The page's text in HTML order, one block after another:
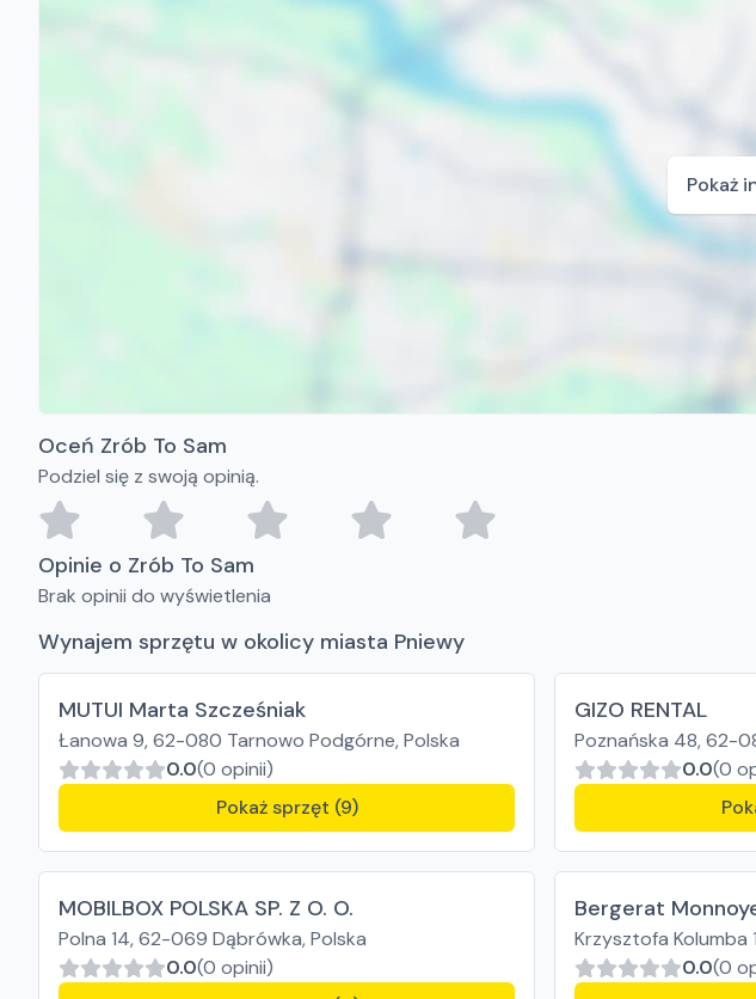
Pokaż
Oceń Zrób To Sam
Podziel się z swoją opinią.
Opinie o Zrób To Sam
Brak opinii do wyświetlenia
Wynajem sprzętu w okolicy miasta Pniewy
MUTUI Marta Szcześniak
Łanowa 9, 62-080 Tarnowo Podgórne, Polska
0.0(0 opinii)
Pokaż sprzęt (9)
GIZO RENTAL
Poznańska 48, 62-
0.0(0
MOBILBOX POLSKA SP. Z O. O.
Polna 14, 62-069 Dąbrówka, Polska
0.0(0 opinii)
Bergerat
Krzysztofa Kolumba
0.0(0